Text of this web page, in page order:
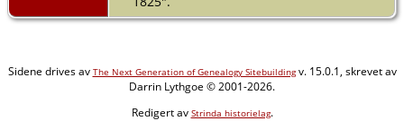
Sidene drives av The Next Generation of Genealogy Sitebuildingv. 15.0.1, skrevet av
Darrin Lythgoe © 2001-2026.
Redigert av Strinda historielag.